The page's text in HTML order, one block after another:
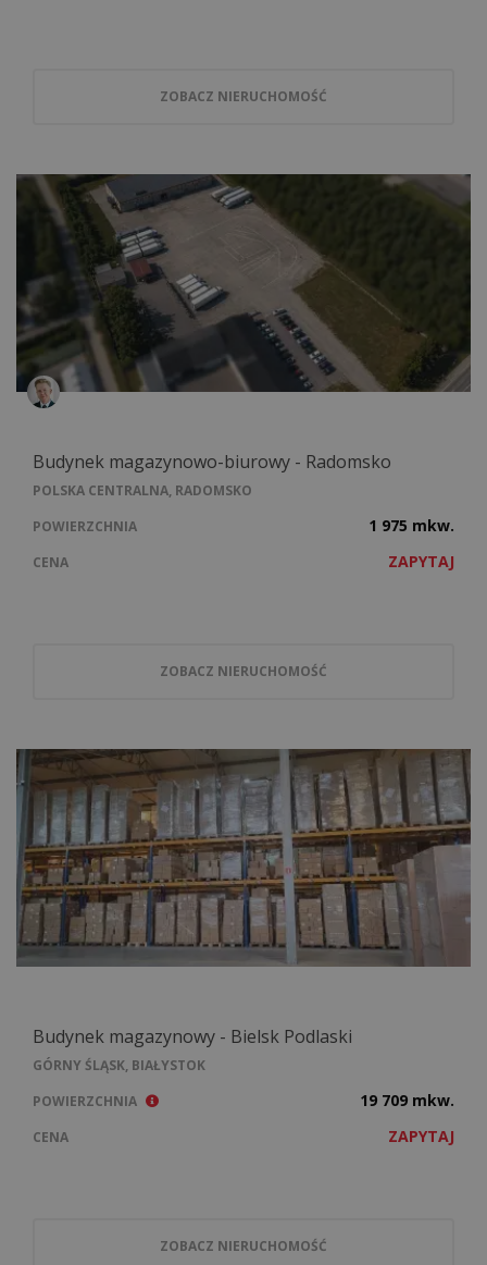
ZOBACZ NIERUCHOMOŚĆ
Budynek magazynowo-biurowy - Radomsko
POLSKA CENTRALNA, RADOMSKO
POWIERZCHNIA
1 975 mkw.
CENA ZAPYTAJ
ZOBACZ NIERUCHOMOŚĆ
Budynek magazynowy - Bielsk Podlaski
GÓRNY ŚLĄSK, BIAŁYSTOK
POWIERZCHNIA
19 709 mkw.
CENA ZAPYTAJ
ZOBACZ NIERUCHOMOŚĆ